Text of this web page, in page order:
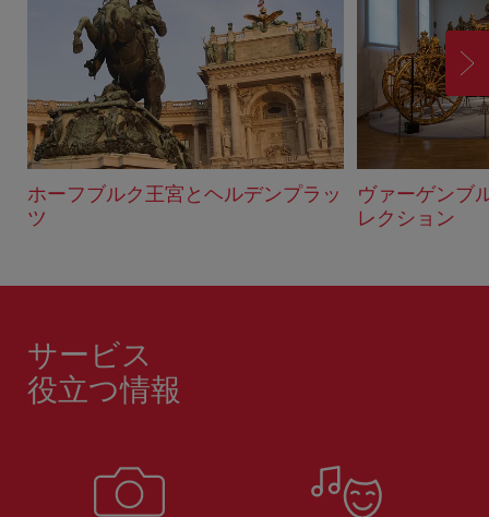
ホーフブルク王宮とヘルデンプラッ
ツ
ヴァーゲンブ
レクション
進
む
サービス
役立つ情報